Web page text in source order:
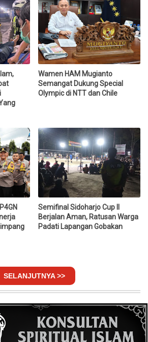
Wamen HAM Mugianto
Semangat Dukung Special
Olympic di NTT dan Chile
Semifinal Sidoharjo Cup II
Berjalan Aman, Ratusan Warga
Padati Lapangan Gobakan
SELANJUTNYA >>